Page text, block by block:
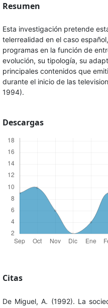
Resumen
Esta investigación pretende
telerrealidad en el caso
programas en la función de
evolución, su tipología, su
principales contenidos que
durante el inicio de las
1994).
Descargas
Citas
De Miguel, A. (1992). La